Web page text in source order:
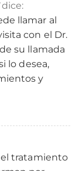
dice:
llamar al
con el Dr.
su llamada
lo desea,
y
el tratamiento